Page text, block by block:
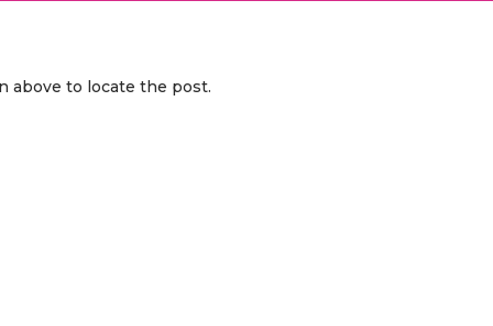
above to locate the post.